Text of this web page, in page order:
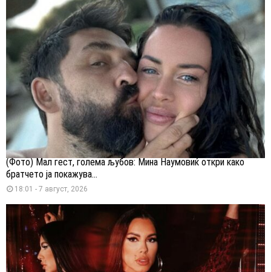
(Фото) Мал гест, голема љубов: Мина Наумовиќ откри како
братчето ја покажува...
18:01 - 7 август, 2026